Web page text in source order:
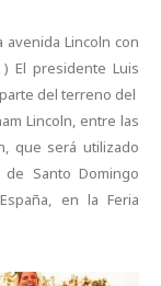
Lincoln con
) El presidente Luis
del terreno del
Lincoln, entre las
que será utilizado
Santo Domingo
en la Feria